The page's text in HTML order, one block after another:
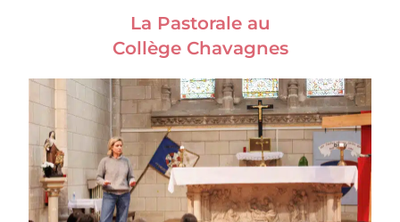
La Pastorale au
Collège Chavagnes